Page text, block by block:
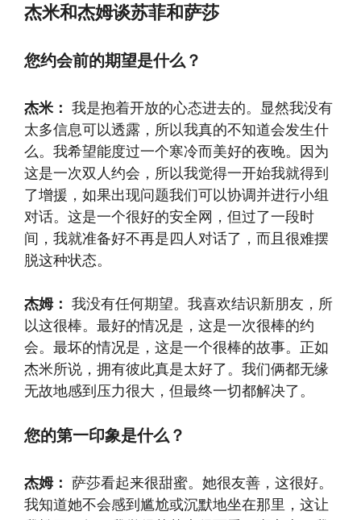
杰米和杰姆谈苏菲和萨莎
您约会前的期望是什么？
杰米： 我是抱着开放的心态进去的。显然我没有
太多信息可以透露，所以我真的不知道会发生什
么。我希望能度过一个寒冷而美好的夜晚。因为
这是一次双人约会，所以我觉得一开始我就得到
了增援，如果出现问题我们可以协调并进行小组
对话。这是一个很好的安全网，但过了一段时
间，我就准备好不再是四人对话了，而且很难摆
脱这种状态。
杰姆： 我没有任何期望。我喜欢结识新朋友，所
以这很棒。最好的情况是，这是一次很棒的约
会。最坏的情况是，这是一个很棒的故事。正如
杰米所说，拥有彼此真是太好了。我们俩都无缘
无故地感到压力很大，但最终一切都解决了。
您的第一印象是什么？
杰姆： 萨莎看起来很甜蜜。她很友善，这很好。
我知道她不会感到尴尬或沉默地坐在那里，这让